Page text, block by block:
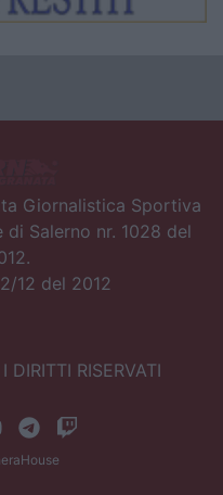
Giornalistica Sportiva
Salerno nr. 1028 del
12 del 2012
RISERVATI